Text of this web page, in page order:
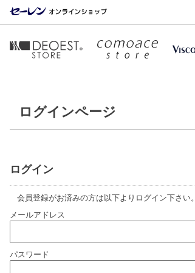
ログインページ
ログイン
会員登録がお済みの方は以下よりログイン下さい。
メールアドレス
パスワード